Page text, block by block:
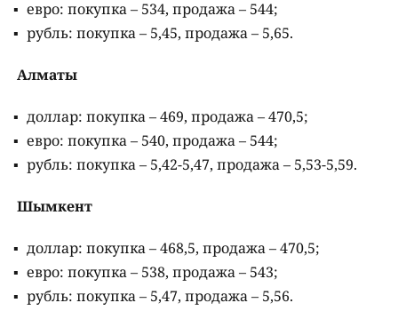
евро: покупка – 534, продажа – 544;
рубль: покупка – 5,45, продажа – 5,65.
Алматы
доллар: покупка – 469, продажа – 470,5;
евро: покупка – 540, продажа – 544;
рубль: покупка – 5,42-5,47, продажа – 5,53-5,59.
Шымкент
доллар: покупка – 468,5, продажа – 470,5;
евро: покупка – 538, продажа – 543;
рубль: покупка – 5,47, продажа – 5,56.